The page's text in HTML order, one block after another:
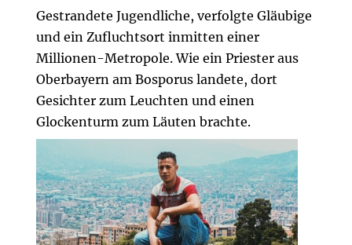
Gestrandete Jugendliche, verfolgte Gläubige
und ein Zufluchtsort inmitten einer
Millionen-Metropole. Wie ein Priester aus
Oberbayern am Bosporus landete, dort
Gesichter zum Leuchten und einen
Glockenturm zum Läuten brachte.